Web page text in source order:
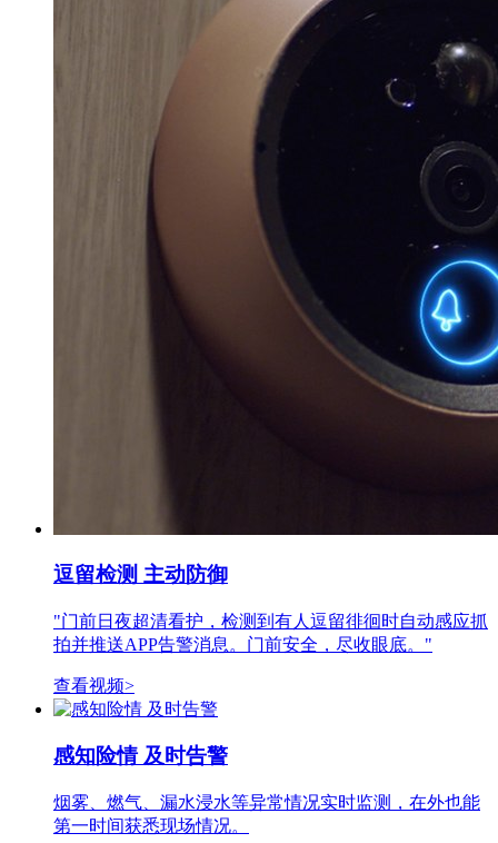
逗留检测 主动防御
"门前日夜超清看护，检测到有人逗留徘徊时自动感应抓
拍并推送APP告警消息。门前安全，尽收眼底。"
查看视频>
感知险情 及时告警
烟雾、燃气、漏水浸水等异常情况实时监测，在外也能
第一时间获悉现场情况。